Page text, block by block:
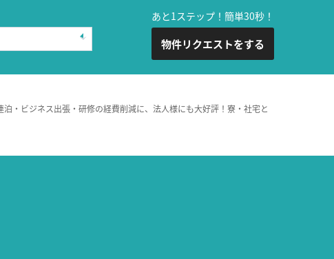
あと1ステップ！簡単30秒！
物件リクエストをする
・ビジネス出張・研修の経費削減に、法人様にも大好評！寮・社宅と